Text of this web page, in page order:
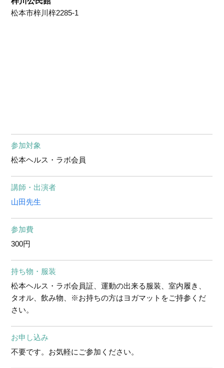
松本市梓川梓2285-1
参加対象
松本ヘルス・ラボ会員
講師・出演者
山田先生
参加費
300円
持ち物・服装
松本ヘルス・ラボ会員証、運動の出来る服装、室内履き、
タオル、飲み物、※お持ちの方はヨガマットをご持参くだ
さい。
お申し込み
不要です。お気軽にご参加ください。